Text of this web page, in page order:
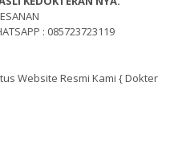
: 085723723119
Website Resmi Kami { Dokter